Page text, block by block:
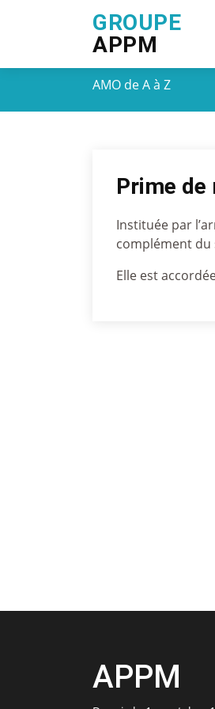
GROUPE
APPM
AMO de A à Z
Prime de
Instituée par
complément du
Elle est
APPM